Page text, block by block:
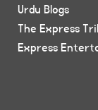
Urdu Blogs
The Express
Express